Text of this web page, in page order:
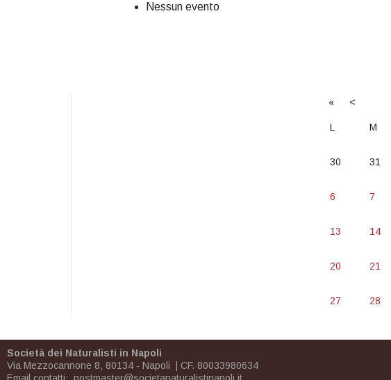
Nessun evento
« <
L M
30 31
6 7
13 14
20 21
27 28
Società dei Naturalisti in Napoli
Via Mezzocannone 8, 80134 - Napoli | CF. 80033980634